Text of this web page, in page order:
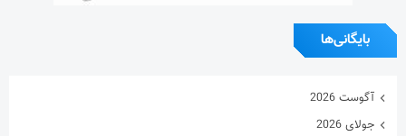
بایگانی‌ها
آگوست 2026
جولای 2026